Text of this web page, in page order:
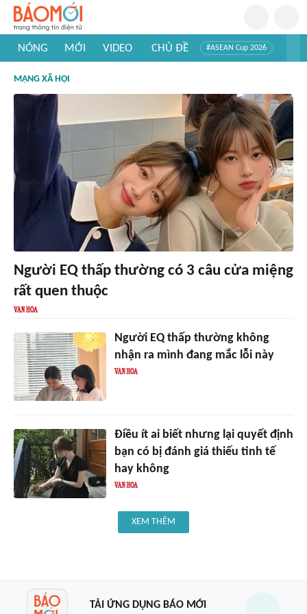
NÓNG MỚI VIDEO CHỦ ĐỀ #ASEAN Cup 2026
#Khám phá thế giới
MẠNG XÃ HỘI
Người EQ thấp thường có 3 câu cửa miệng
rất quen thuộc
Người EQ thấp thường không
nhận ra mình đang mắc lỗi này
Điều ít ai biết nhưng lại quyết định
bạn có bị đánh giá thiếu tinh tế
hay không
XEM THÊM
TẢI ỨNG DỤNG BÁO MỚI